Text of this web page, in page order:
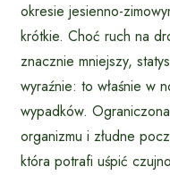
okresie jesienno-
krótkie. Choć ruch na
znacznie mniejszy,
wyraźnie: to właśnie w
wypadków.
organizmu i złudne
która potrafi uśpić